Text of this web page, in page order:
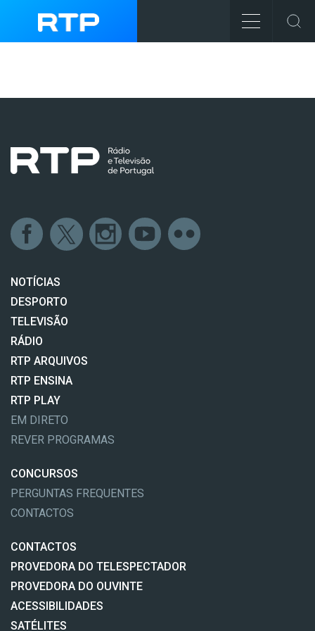
NOTÍCIAS
DESPORTO
TELEVISÃO
RÁDIO
RTP ARQUIVOS
RTP ENSINA
RTP PLAY
EM DIRETO
REVER PROGRAMAS
CONCURSOS
PERGUNTAS FREQUENTES
CONTACTOS
CONTACTOS
PROVEDORA DO TELESPECTADOR
PROVEDORA DO OUVINTE
ACESSIBILIDADES
SATÉLITES